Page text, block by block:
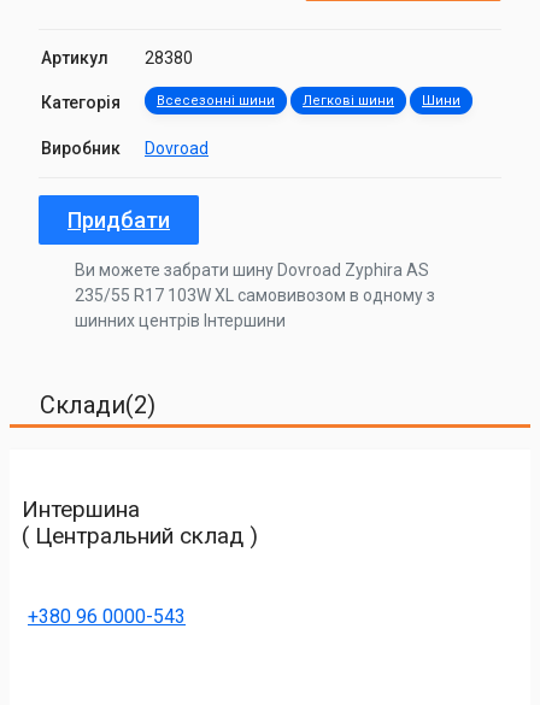
Артикул 28380
Категорія Всесезонні шини Легкові шини Шини
Виробник Dovroad
Придбати
Ви можете забрати шину Dovroad Zyphira AS
235/55 R17 103W XL самовивозом в одному з
шинних центрів Інтершини
Склади(2)
Интершина
( Центральний склад )
+380 96 0000-543